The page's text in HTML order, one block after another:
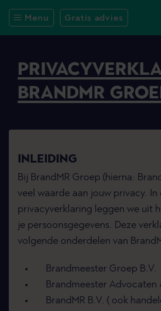
Menu Gratis advies
BRANDMR
INLEIDING
Bij BrandMR Groep (hierna:
veel waarde aan jouw privacy. In
privacyverklaring leggen we uit
je persoonsgegevens. Deze
volgende onderdelen van
Brandmeester Groep B.V.
Brandmeester Advocaten
BrandMR B.V. ( ook